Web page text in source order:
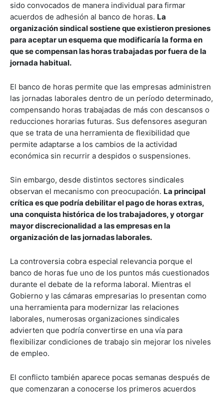
sido convocados de manera individual para firmar
acuerdos de adhesión al banco de horas. La
organización sindical sostiene que existieron presiones
para aceptar un esquema que modificaría la forma en
que se compensan las horas trabajadas por fuera de la
jornada habitual.
El banco de horas permite que las empresas administren
las jornadas laborales dentro de un período determinado,
compensando horas trabajadas de más con descansos o
reducciones horarias futuras. Sus defensores aseguran
que se trata de una herramienta de flexibilidad que
permite adaptarse a los cambios de la actividad
económica sin recurrir a despidos o suspensiones.
Sin embargo, desde distintos sectores sindicales
observan el mecanismo con preocupación. La principal
crítica es que podría debilitar el pago de horas extras,
una conquista histórica de los trabajadores, y otorgar
mayor discrecionalidad a las empresas en la
organización de las jornadas laborales.
La controversia cobra especial relevancia porque el
banco de horas fue uno de los puntos más cuestionados
durante el debate de la reforma laboral. Mientras el
Gobierno y las cámaras empresarias lo presentan como
una herramienta para modernizar las relaciones
laborales, numerosas organizaciones sindicales
advierten que podría convertirse en una vía para
flexibilizar condiciones de trabajo sin mejorar los niveles
de empleo.
El conflicto también aparece pocas semanas después de
que comenzaran a conocerse los primeros acuerdos